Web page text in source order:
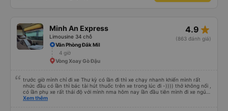
Minh An Express
Limousine 34 chỗ
4.9 star_rate
(863 đánh giá)
Văn Phòng Đắk Mil
4 giờ
Vòng Xoay Gò Đậu
trước giờ mình chỉ đi xe Thư kỳ có lần đi thì xe chạy nhanh khiến mình rất
nhức đầu có lần thì bác tài hút thuốc trên xe trong lúc đi -)))) thở không nổi ,
có lần phụ xe rất thái độ với mình nma hôm nay lần đầu tiên mình đi xe ngủ
rất ngon chạy êm lắm phải nói là đã bác tài và anh phụ xe còn dễ thương
Xem thêm